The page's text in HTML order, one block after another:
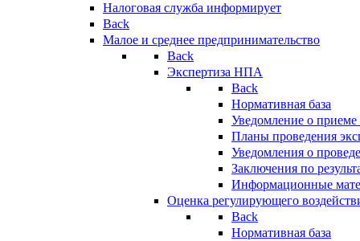
Налоговая служба информирует
Back
Малое и среднее предпринимательство
Back
Экспертиза НПА
Back
Нормативная база
Уведомление о
Планы проведения
Уведомления о
Заключения по
Информационные
Оценка регулирующего
Back
Нормативная база